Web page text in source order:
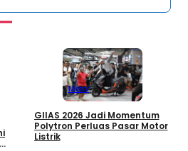
Motor
GIIAS 2026 Jadi Momentum
Polytron Perluas Pasar Motor
Listrik